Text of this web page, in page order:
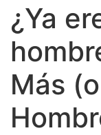
¿Ya
Más